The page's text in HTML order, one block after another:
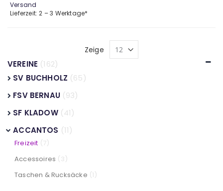
Versand
Lieferzeit: 2 – 3 Werktage*
Zeige
VEREINE (162)
SV BUCHHOLZ (65)
FSV BERNAU (93)
SF KLADOW (41)
ACCANTOS (11)
Freizeit (7)
Accessoires (3)
Taschen & Rucksäcke (1)